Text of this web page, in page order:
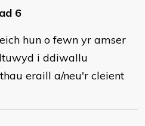
6
hun o fewn yr amser
i ddiwallu
eraill a/neu'r cleient